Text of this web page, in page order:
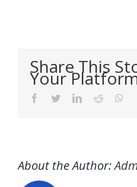
Share This
Your
Facebook
TwitterLinkedIn
Reddit
About the Author: